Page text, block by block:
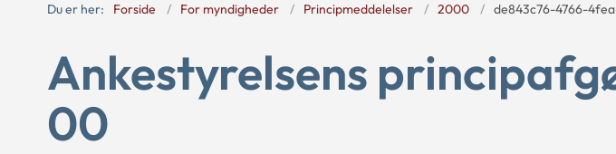
Du er her: Forside For myndigheder Principmeddelelser 2000 de843c76-4766-
Ankestyrelsens
00